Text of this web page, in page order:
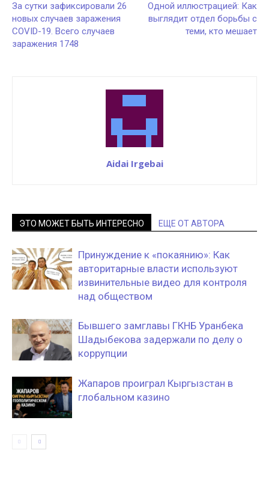
За сутки зафиксировали 26
новых случаев заражения
COVID-19. Всего случаев
заражения 1748
Одной иллюстрацией: Как
выглядит отдел борьбы с
теми, кто мешает
Aidai Irgebai
ЭТО МОЖЕТ БЫТЬ ИНТЕРЕСНО ЕЩЕ ОТ АВТОРА
Принуждение к «покаянию»: Как
авторитарные власти используют
извинительные видео для контроля
над обществом
Бывшего замглавы ГКНБ Уранбека
Шадыбекова задержали по делу о
коррупции
Жапаров проиграл Кыргызстан в
глобальном казино